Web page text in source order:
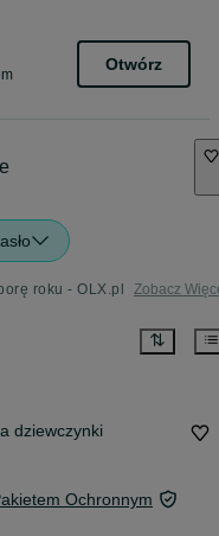
Otwórz
roku - OLX.pl Zobacz
dziewczynki
Ochronnym